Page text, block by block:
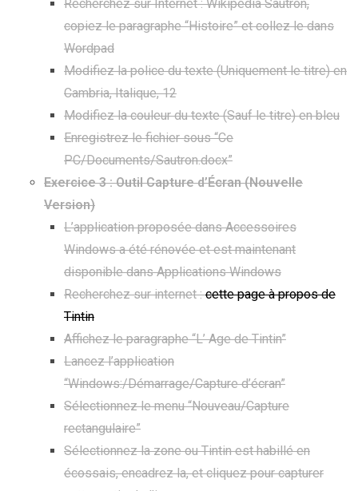
Recherchez sur Internet : Wikipédia Sautron,
copiez le paragraphe “Histoire” et collez le dans
Wordpad
Modifiez la police du texte (Uniquement le titre) en
Cambria, Italique, 12
Modifiez la couleur du texte (Sauf le titre) en bleu
Enregistrez le fichier sous “Ce
PC/Documents/Sautron.docx”
Exercice 3 : Outil Capture d’Écran (Nouvelle
Version)
L’application proposée dans Accessoires
Windows a été rénovée et est maintenant
disponible dans Applications Windows
Recherchez sur internet :cette page à propos de
Tintin
Affichez le paragraphe “L’ Age de Tintin”
Lancez l’application
“Windows:/Démarrage/Capture d’écran”
Sélectionnez le menu “Nouveau/Capture
rectangulaire”
Sélectionnez la zone ou Tintin est habillé en
écossais, encadrez la, et cliquez pour capturer